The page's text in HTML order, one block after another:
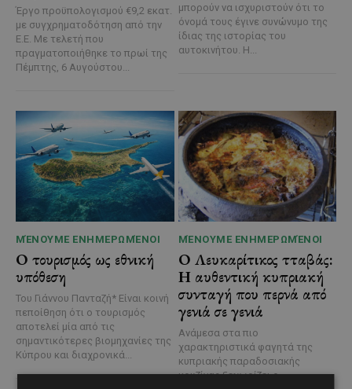
Έργο προϋπολογισμού €9,2 εκατ.
με συγχρηματοδότηση από την
Ε.Ε. Με τελετή που
πραγματοποιήθηκε το πρωί της
Πέμπτης, 6 Αυγούστου...
μπορούν να ισχυριστούν ότι το
όνομά τους έγινε συνώνυμο της
ίδιας της ιστορίας του
αυτοκινήτου. Η...
ΜΈΝΟΥΜΕ ΕΝΗΜΕΡΩΜΈΝΟΙ
Ο τουρισμός ως εθνική
υπόθεση
Του Γιάννου Πανταζή* Είναι κοινή
πεποίθηση ότι ο τουρισμός
αποτελεί μία από τις
σημαντικότερες βιομηχανίες της
Κύπρου και διαχρονικά...
ΜΈΝΟΥΜΕ ΕΝΗΜΕΡΩΜΈΝΟΙ
Ο Λευκαρίτικος τταβάς:
Η αυθεντική κυπριακή
συνταγή που περνά από
γενιά σε γενιά
Ανάμεσα στα πιο
χαρακτηριστικά φαγητά της
κυπριακής παραδοσιακής
κουζίνας ξεχωρίζει ο